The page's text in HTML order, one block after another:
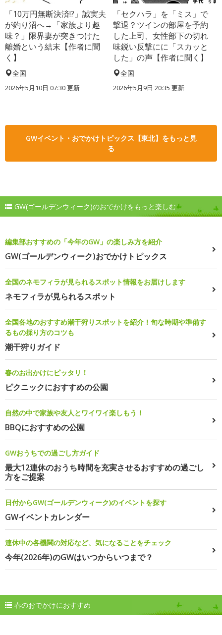
「10万円無断決済!?」誠実夫
が釣り沼へ→「家族より趣
味？」限界妻が突きつけた
離婚という結末【作者に聞
く】
全国
2026年5月10日 07:30 更新
「セクハラ」を「ミス」で
撃退？ツインの部屋を予約
した上司、女性部下の切れ
味鋭い反撃にに「スカッと
した」の声【作者に聞く】
全国
2026年5月9日 20:35 更新
GWイベント・おでかけトピックス【東北】をもっと見
る
GW(ゴールデンウィーク)のおでかけをもっと楽しむ
編集部おすすめの「今年のGW」の楽しみ方を紹介
GW(ゴールデンウィーク)おでかけトピックス
全国のネモフィラが見られるスポット情報をお届けします
ネモフィラが見られるスポット
全国各地のおすすめ潮干狩りスポットを紹介！旬な時期や準備す
るもの採り方のコツも
潮干狩りガイド
春のお出かけにピッタリ！
ピクニックにおすすめの公園
自然の中で家族や友人とワイワイ楽しもう！
BBQにおすすめの公園
GWおうちでの過ごし方ガイド
最大12連休のおうち時間を充実させるおすすめの過ごし
方をご提案
日付からGW(ゴールデンウィーク)のイベントを探す
GWイベントカレンダー
連休中の各機関の対応など、気になることをチェック
今年(2026年)のGWはいつからいつまで？
春のおでかけにおすすめ